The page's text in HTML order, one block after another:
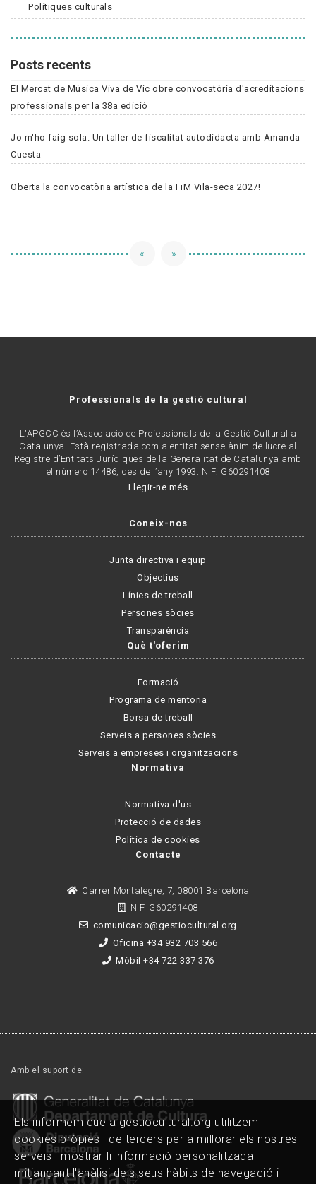
Polítiques culturals
Posts recents
El Mercat de Música Viva de Vic obre convocatòria d'acreditacions
professionals per la 38a edició
Jo m'ho faig sola. Un taller de fiscalitat autodidacta amb Amanda
Cuesta
Oberta la convocatòria artística de la FiM Vila-seca 2027!
« »
Professionals de la gestió cultural
L'APGCC és l’Associació de Professionals de la Gestió Cultural a
Catalunya. Està registrada com a entitat sense ànim de lucre al
Registre d’Entitats Jurídiques de la Generalitat de Catalunya amb
el número 14486, des de l’any 1993. NIF: G60291408
Llegir-ne més
Coneix-nos
Junta directiva i equip
Objectius
Línies de treball
Persones sòcies
Transparència
Què t'oferim
Formació
Programa de mentoria
Borsa de treball
Serveis a persones sòcies
Serveis a empreses i organitzacions
Normativa
Normativa d'us
Protecció de dades
Política de cookies
Contacte
Carrer Montalegre, 7, 08001 Barcelona
NIF. G60291408
comunicacio@gestiocultural.org
Oficina +34 932 703 566
Mòbil +34 722 337 376
Amb el suport de:
Els informem que a gestiocultural.org utilitzem
cookies pròpies i de tercers per a millorar els nostres
serveis i mostrar-li informació personalitzada
mitjançant l'anàlisi dels seus hàbits de navegació i